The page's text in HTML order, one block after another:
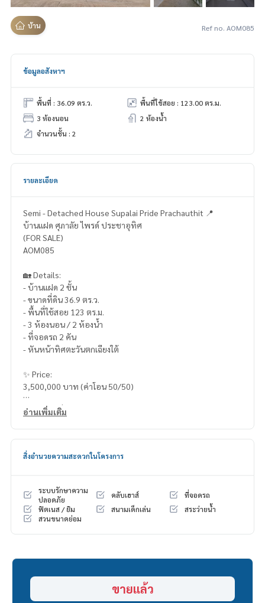
บ้าน Ref no. AOM085
ข้อมูลอสังหาฯ
พื้นที่ : 36.09 ตร.ว.
พื้นที่ใช้สอย : 123.00 ตร.ม.
3 ห้องนอน
2 ห้องน้ำ
จำนวนชั้น : 2
รายละเอียด
Semi - Detached House Supalai Pride Prachauthit 📍
บ้านแฝด ศุภาลัย ไพรด์ ประชาอุทิศ
(FOR SALE)
AOM085
🏡 Details:
- บ้านแฝด 2 ชั้น
- ขนาดที่ดิน 36.9 ตร.ว.
- พื้นที่ใช้สอย 123 ตร.ม.
- 3 ห้องนอน / 2 ห้องน้ำ
- ที่จอดรถ 2 คัน
- หันหน้าทิศตะวันตกเฉียงใต้
✨ Price:
3,500,000 บาท (ค่าโอน 50/50)
บริการสินเชื่อฟรี! เลือกได้ทุกธนาคาร
______________________
062-879-5289
LINE: @homethailand
หรือคลิกhttps://lin.ee/2g9eaj7
✔️ ที่ปรึกษามืออาชีพ ประสบการณ์มากกว่า 6 ปี
✔️ รับฝากขาย รับซื้อ ขายฝาก จำนอง
www.homerealestateservices.co.th
อ่านเพิ่มเติม
สิ่งอำนวยความสะดวกในโครงการ
ระบบรักษาความ
ปลอดภัย
คลับเฮาส์
ที่จอดรถ
ฟิตเนส / ยิม
สนามเด็กเล่น
สระว่ายน้ำ
สวนขนาดย่อม
ขายแล้ว